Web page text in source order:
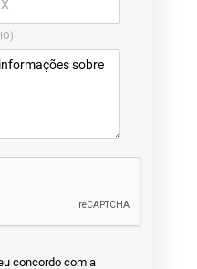
concordo com a